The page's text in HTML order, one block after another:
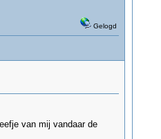
Gelogd
van mij vandaar de